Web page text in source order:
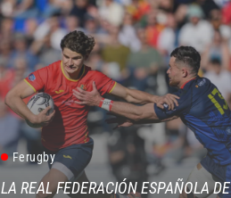
Ferugby
LA REAL FEDERACIÓN ESPAÑOLA DE